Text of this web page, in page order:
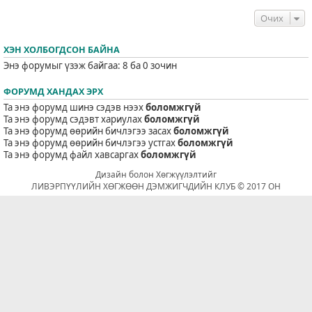
Очих
ХЭН ХОЛБОГДСОН БАЙНА
Энэ форумыг үзэж байгаа: 8 ба 0 зочин
ФОРУМД ХАНДАХ ЭРХ
Та энэ форумд шинэ сэдэв нээхболомжгүй
Та энэ форумд сэдэвт хариулахболомжгүй
Та энэ форумд өөрийн бичлэгээ засахболомжгүй
Та энэ форумд өөрийн бичлэгээ устгахболомжгүй
Та энэ форумд файл хавсаргахболомжгүй
Дизайн болон Хөгжүүлэлтийг
ЛИВЭРПҮҮЛИЙН ХӨГЖӨӨН ДЭМЖИГЧДИЙН КЛУБ © 2017 ОН